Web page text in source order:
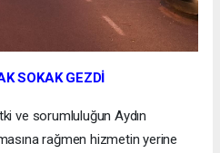
SOKAK GEZDİ
ve sorumluluğun Aydın
rağmen hizmetin yerine